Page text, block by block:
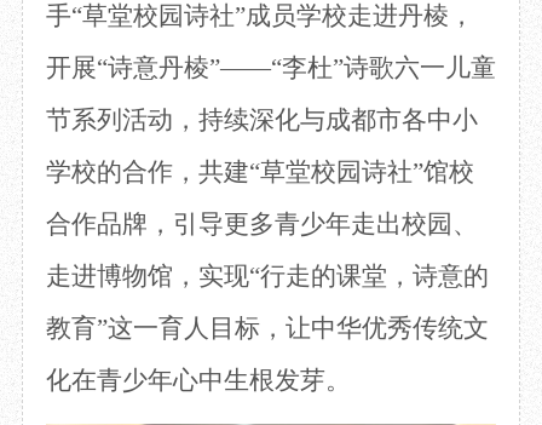
手“草堂校园诗社”成员学校走进丹棱，
开展“诗意丹棱”——“李杜”诗歌六一儿童
节系列活动， 持续深化与成都市各中小
学校的合作，共建“草堂校园诗社”馆校
合作品牌，引导更多青少年走出校园、
走进博物馆，实现“行走的课堂，诗意的
教育”这一育人目标，让中华优秀传统文
化在青少年心中生根发芽。